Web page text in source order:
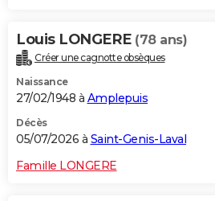
Louis LONGERE (78 ans)
Créer une cagnotte obsèques
Naissance
27/02/1948 à Amplepuis
Décès
05/07/2026 à Saint-Genis-Laval
Famille LONGERE